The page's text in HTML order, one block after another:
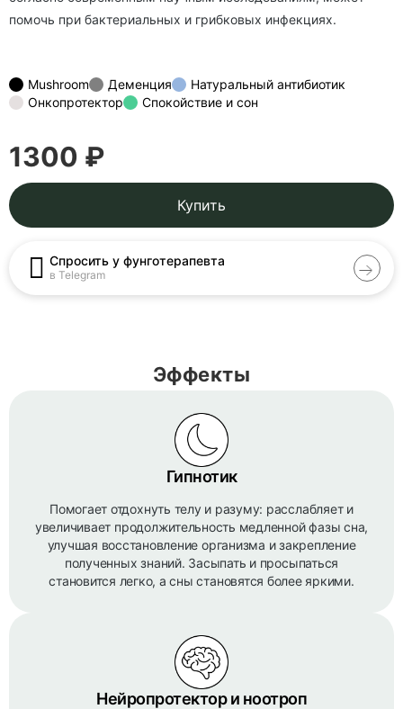
помочь при бактериальных и грибковых инфекциях.
Mushroom Деменция
Натуральный антибиотик
Онкопротектор
Спокойствие и сон
1300 ₽
Купить
Спросить у фунготерапевта
в Telegram
Эффекты
Гипнотик
Помогает отдохнуть телу и разуму: расслабляет и
увеличивает продолжительность медленной фазы сна,
улучшая восстановление организма и закрепление
полученных знаний. Засыпать и просыпаться
становится легко, а сны становятся более яркими.
Нейропротектор и ноотроп